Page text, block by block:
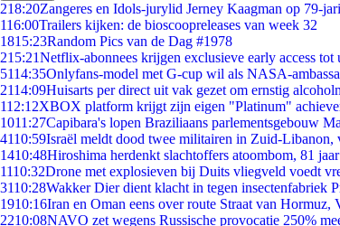
218:20Zangeres en Idols-jurylid Jerney Kaagman op 79-
116:00Trailers kijken: de bioscoopreleases van week 32
1815:23Random Pics van de Dag #1978
215:21Netflix-abonnees krijgen exclusieve early access
5114:35Onlyfans-model met G-cup wil als NASA-
2114:09Huisarts per direct uit vak gezet om ernstig
112:12XBOX platform krijgt zijn eigen "Platinum"
1011:27Capibara's lopen Braziliaans parlementsgebouw
4110:59Israël meldt dood twee militairen in Zuid-Libanon,
1410:48Hiroshima herdenkt slachtoffers atoombom, 81
1110:32Drone met explosieven bij Duits vliegveld voedt
3110:28Wakker Dier dient klacht in tegen insectenfabriek
1910:16Iran en Oman eens over route Straat van Hormuz,
2210:08NAVO zet wegens Russische provocatie 250%